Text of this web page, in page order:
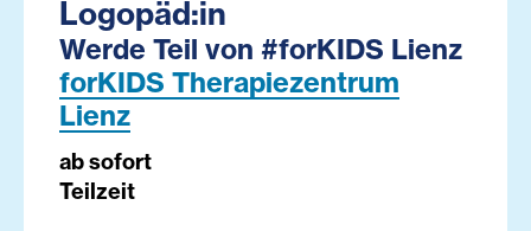
Logopäd:in
Werde Teil von #forKIDS Lienz
forKIDS Therapiezentrum
Lienz
ab sofort
Teilzeit